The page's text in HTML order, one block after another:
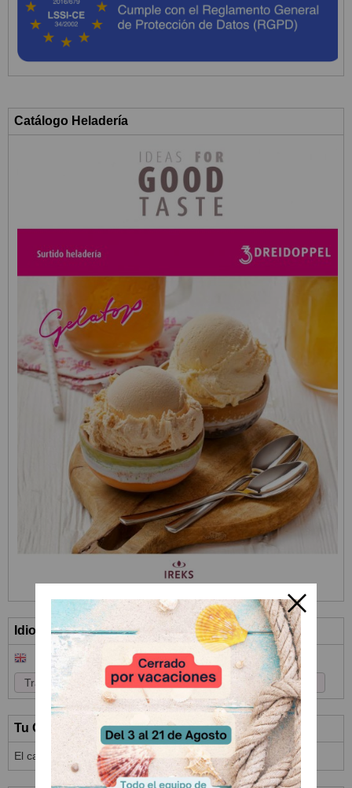
Catálogo Heladería
Idioma
Tu Carrito (0)
El carrito de la compra está vacío